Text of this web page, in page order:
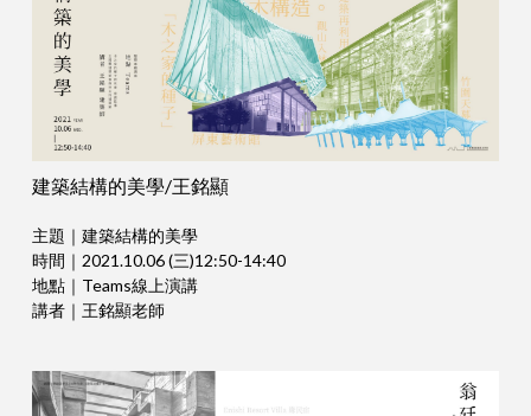
建築結構的美學/王銘顯
主題｜建築結構的美學
時間｜2021.10.06 (三)12:50-14:40
地點｜Teams線上演講
講者｜王銘顯老師